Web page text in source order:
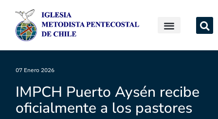
07 Enero 2026
IMPCH Puerto Aysén recibe
oficialmente a los pastores